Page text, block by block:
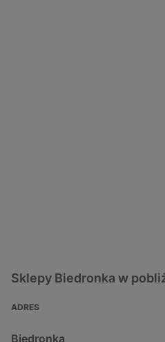
Sklepy Biedronka w
ADRES
Biedronka